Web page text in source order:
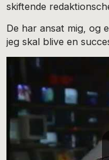
skiftende
De har ansat mig, og
jeg skal blive en